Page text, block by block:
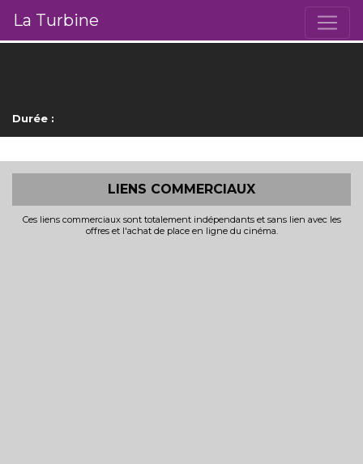
La Turbine
Durée :
LIENS COMMERCIAUX
Ces liens commerciaux sont totalement indépendants et sans lien avec les
offres et l'achat de place en ligne du cinéma.